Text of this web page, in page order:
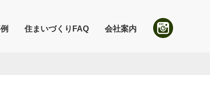
住まいづくりFAQ 会社案内